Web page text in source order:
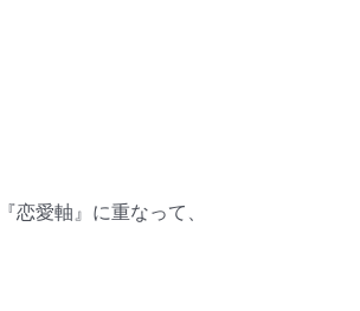
恋愛軸』に重なって、